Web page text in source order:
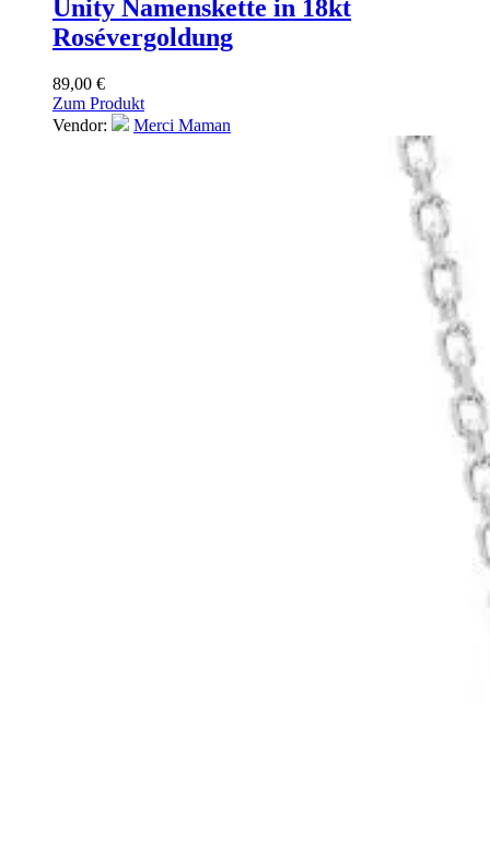
Unity Namenskette in 18kt
Rosévergoldung
89,00 €
Zum Produkt
Vendor:
Merci Maman